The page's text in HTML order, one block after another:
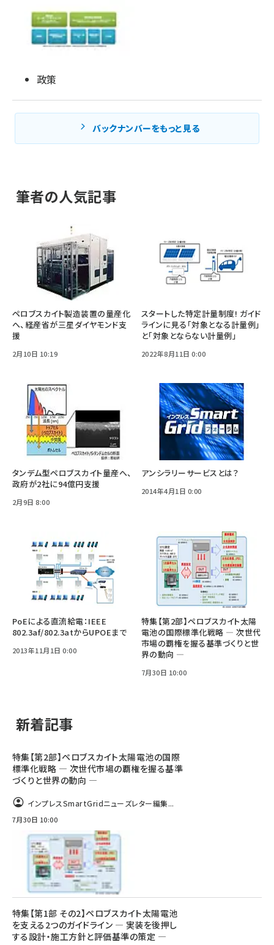
政策
バックナンバーをもっと見る
筆者の人気記事
ペロブスカイト製造装置の量産化
へ、経産省が三星ダイヤモンド支
援
2月10日 10:19
スタートした特定計量制度! ガイド
ラインに見る「対象となる計量例」
と「対象とならない計量例」
2022年8月11日 0:00
タンデム型ペロブスカイト量産へ、
政府が2社に94億円支援
2月9日 8:00
アンシラリーサービスとは？
2014年4月1日 0:00
PoEによる直流給電：IEEE
802.3af/802.3atからUPOEまで
2013年11月1日 0:00
特集【第2部】ペロブスカイト太陽
電池の国際標準化戦略 ― 次世代
市場の覇権を握る基準づくりと世
界の動向 ―
7月30日 10:00
新着記事
特集【第2部】ペロブスカイト太陽電池の国際
標準化戦略 ― 次世代市場の覇権を握る基準
づくりと世界の動向 ―
インプレスSmartGridニューズレター編集...
7月30日 10:00
特集【第1部 その2】ペロブスカイト太陽電池
を支える2つのガイドライン ― 実装を後押し
する設計・施工方針と評価基準の策定 ―